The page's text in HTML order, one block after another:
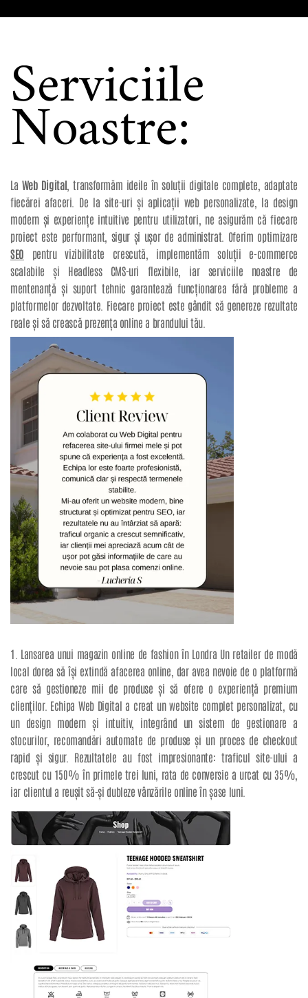
Serviciile
Noastre:
La Web Digital , transformăm ideile în soluții digitale complete, adaptate
fiecărei afaceri. De la site-uri și aplicații web personalizate, la design
modern și experiențe intuitive pentru utilizatori, ne asigurăm că fiecare
proiect este performant, sigur și ușor de administrat. Oferim optimizare
SEO pentru vizibilitate crescută, implementăm soluții e-commerce
scalabile și Headless CMS-uri flexibile, iar serviciile noastre de
mentenanță și suport tehnic garantează funcționarea fără probleme a
platformelor dezvoltate. Fiecare proiect este gândit să genereze rezultate
reale și să crească prezența online a brandului tău.
1. Lansarea unui magazin online de fashion în Londra Un retailer de modă
local dorea să își extindă afacerea online, dar avea nevoie de o platformă
care să gestioneze mii de produse și să ofere o experiență premium
clienților. Echipa Web Digital a creat un website complet personalizat, cu
un design modern și intuitiv, integrând un sistem de gestionare a
stocurilor, recomandări automate de produse și un proces de checkout
rapid și sigur. Rezultatele au fost impresionante: traficul site-ului a
crescut cu 150% în primele trei luni, rata de conversie a urcat cu 35%,
iar clientul a reușit să-și dubleze vânzările online în șase luni.